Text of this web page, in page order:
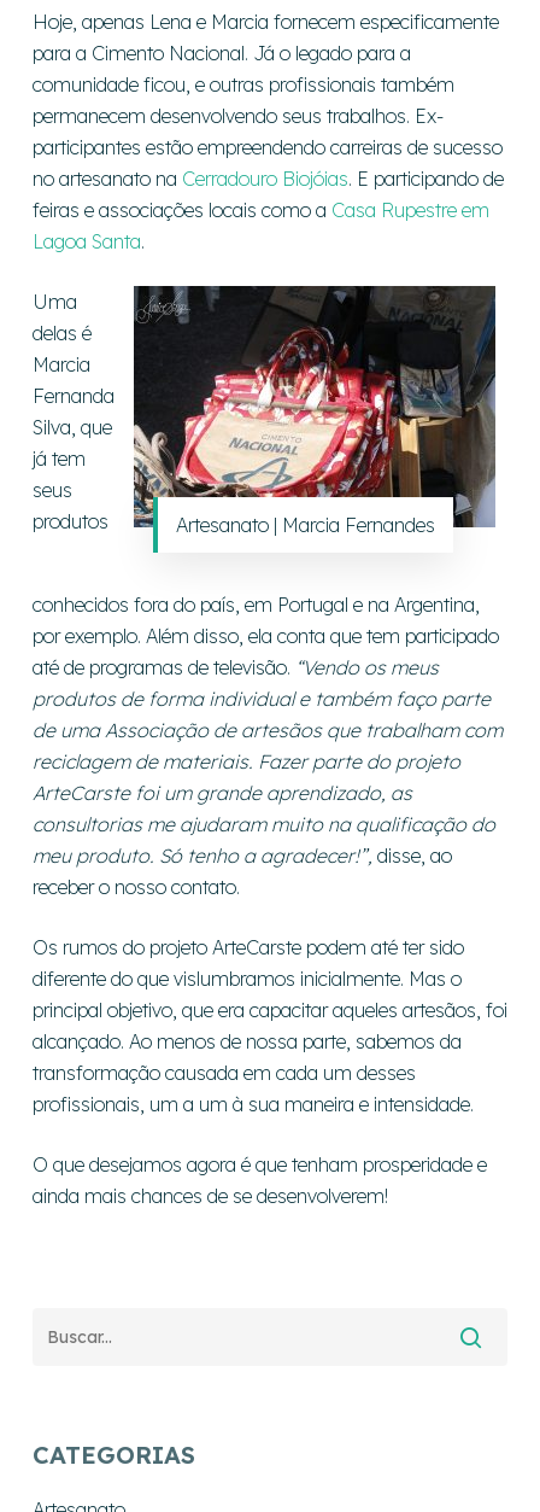
Hoje, apenas Lena e Marcia fornecem especificamente
para a Cimento Nacional. Já o legado para a
comunidade ficou, e outras profissionais também
permanecem desenvolvendo seus trabalhos. Ex-
participantes estão empreendendo carreiras de sucesso
no artesanato na Cerradouro Biojóias. E participando de
feiras e associações locais como a Casa Rupestre em
Lagoa Santa.
Artesanato | Marcia Fernandes
Uma
delas é
Marcia
Fernanda
Silva, que
já tem
seus
produtos
conhecidos fora do país, em Portugal e na Argentina,
por exemplo. Além disso, ela conta que tem participado
até de programas de televisão. “Vendo os meus
produtos de forma individual e também faço parte
de uma Associação de artesãos que trabalham com
reciclagem de materiais. Fazer parte do projeto
ArteCarste foi um grande aprendizado, as
consultorias me ajudaram muito na qualificação do
meu produto. Só tenho a agradecer!”, disse, ao
receber o nosso contato.
Os rumos do projeto ArteCarste podem até ter sido
diferente do que vislumbramos inicialmente. Mas o
principal objetivo, que era capacitar aqueles artesãos, foi
alcançado. Ao menos de nossa parte, sabemos da
transformação causada em cada um desses
profissionais, um a um à sua maneira e intensidade.
O que desejamos agora é que tenham prosperidade e
ainda mais chances de se desenvolverem!
CATEGORIAS